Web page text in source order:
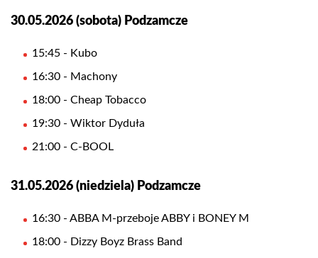
30.05.2026 (sobota) Podzamcze
15:45 - Kubo
16:30 - Machony
18:00 - Cheap Tobacco
19:30 - Wiktor Dyduła
21:00 - C-BOOL
31.05.2026 (niedziela) Podzamcze
16:30 - ABBA M-przeboje ABBY i BONEY M
18:00 - Dizzy Boyz Brass Band